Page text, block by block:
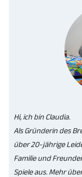
Hi, ich bin Claudia.
Als Gründerin des
über 20-jährige
Familie und
Spiele aus. Mehr